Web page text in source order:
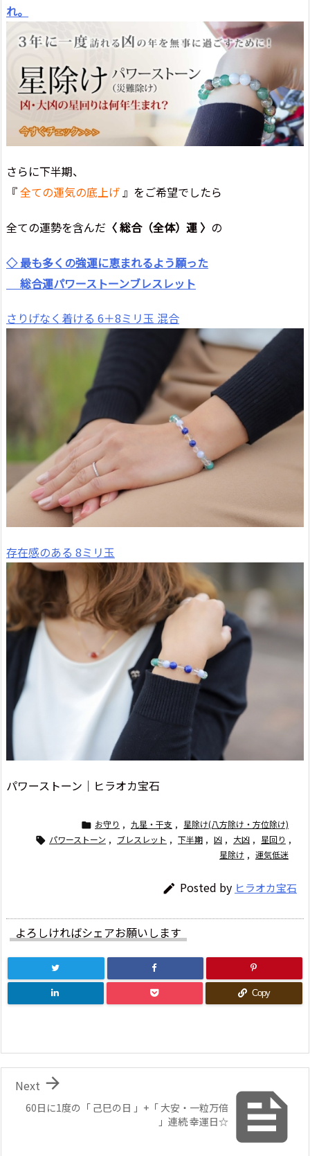
れ。
さらに下半期、
『全ての運気の底上げ』をご希望でしたら
全ての運勢を含んだ 〈 総合（全体）運 〉 の
◇ 最も多くの強運に恵まれるよう願った
総合運パワーストーンブレスレット
さりげなく着ける 6＋8ミリ玉 混合
存在感のある 8ミリ玉
パワーストーン｜ヒラオカ宝石
 お守り , 九星・干支 , 星除け(八方除け・方位除け)
 パワーストーン , ブレスレット , 下半期 , 凶 , 大凶 , 星回り ,
星除け , 運気低迷
 Posted by ヒラオカ宝石
よろしければシェアお願いします
Copy

60日に1度の「 己巳の日 」+「 大安・一粒万倍
」連続 幸運日☆

Next